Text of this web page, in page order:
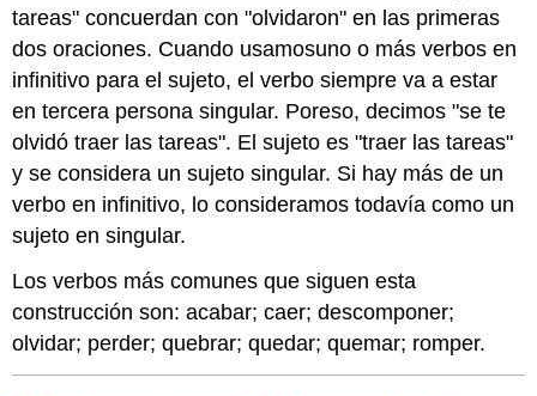
tareas" concuerdan con "olvidaron" en las primeras
dos oraciones. Cuando usamosuno o más verbos en
infinitivo para el sujeto, el verbo siempre va a estar
en tercera persona singular. Poreso, decimos "se te
olvidó traer las tareas". El sujeto es "traer las tareas"
y se considera un sujeto singular. Si hay más de un
verbo en infinitivo, lo consideramos todavía como un
sujeto en singular.
Los verbos más comunes que siguen esta
construcción son: acabar; caer; descomponer;
olvidar; perder; quebrar; quedar; quemar; romper.